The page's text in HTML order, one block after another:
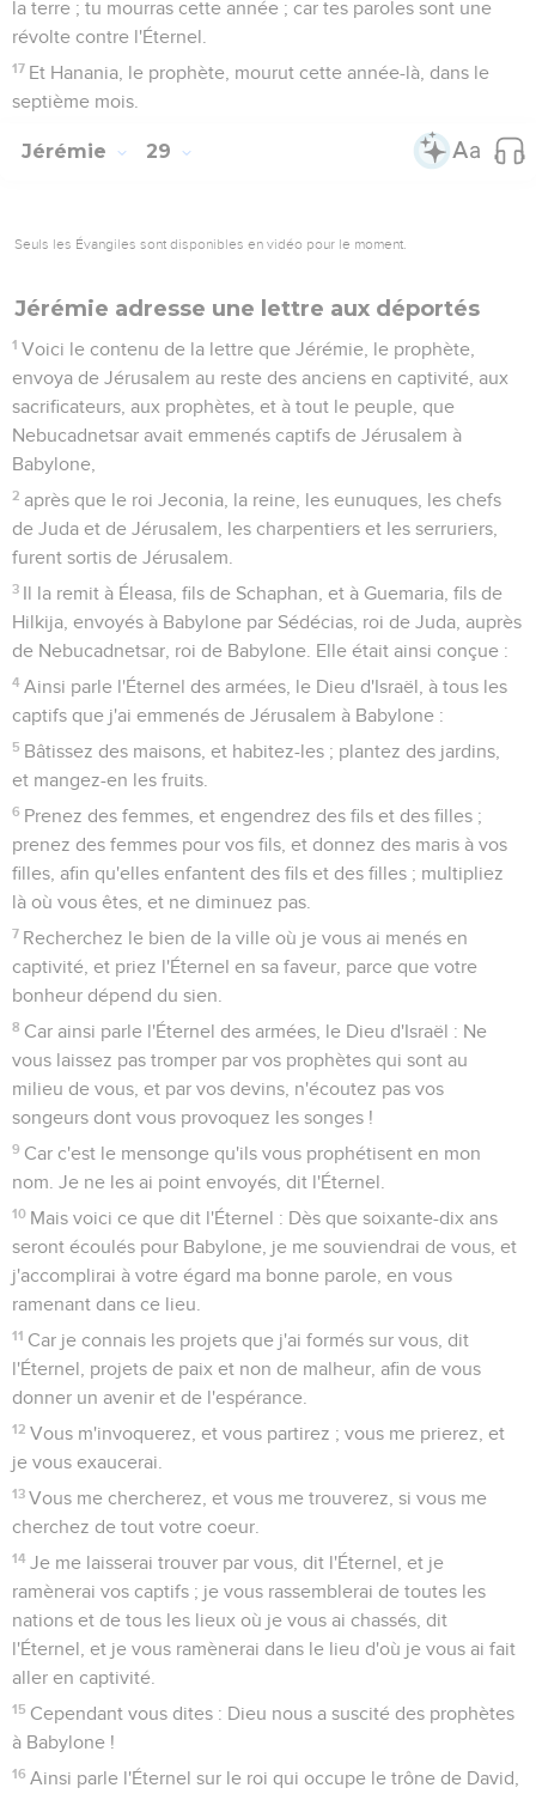
la terre ; tu mourras cette année ; car tes paroles sont une
révolte contre l'Éternel.
17 Et Hanania, le prophète, mourut cette année-là, dans le
septième mois.
Jérémie 29
Seuls les Évangiles sont disponibles en vidéo pour le moment.
Jérémie adresse une lettre aux déportés
1 Voici le contenu de la lettre que Jérémie, le prophète,
envoya de Jérusalem au reste des anciens en captivité, aux
sacrificateurs, aux prophètes, et à tout le peuple, que
Nebucadnetsar avait emmenés captifs de Jérusalem à
Babylone,
2 après que le roi Jeconia, la reine, les eunuques, les chefs
de Juda et de Jérusalem, les charpentiers et les serruriers,
furent sortis de Jérusalem.
3 Il la remit à Éleasa, fils de Schaphan, et à Guemaria, fils de
Hilkija, envoyés à Babylone par Sédécias, roi de Juda, auprès
de Nebucadnetsar, roi de Babylone. Elle était ainsi conçue :
4 Ainsi parle l'Éternel des armées, le Dieu d'Israël, à tous les
captifs que j'ai emmenés de Jérusalem à Babylone :
5 Bâtissez des maisons, et habitez-les ; plantez des jardins,
et mangez-en les fruits.
6 Prenez des femmes, et engendrez des fils et des filles ;
prenez des femmes pour vos fils, et donnez des maris à vos
filles, afin qu'elles enfantent des fils et des filles ; multipliez
là où vous êtes, et ne diminuez pas.
7 Recherchez le bien de la ville où je vous ai menés en
captivité, et priez l'Éternel en sa faveur, parce que votre
bonheur dépend du sien.
8 Car ainsi parle l'Éternel des armées, le Dieu d'Israël : Ne
vous laissez pas tromper par vos prophètes qui sont au
milieu de vous, et par vos devins, n'écoutez pas vos
songeurs dont vous provoquez les songes !
9 Car c'est le mensonge qu'ils vous prophétisent en mon
nom. Je ne les ai point envoyés, dit l'Éternel.
10 Mais voici ce que dit l'Éternel : Dès que soixante-dix ans
seront écoulés pour Babylone, je me souviendrai de vous, et
j'accomplirai à votre égard ma bonne parole, en vous
ramenant dans ce lieu.
11 Car je connais les projets que j'ai formés sur vous, dit
l'Éternel, projets de paix et non de malheur, afin de vous
donner un avenir et de l'espérance.
12 Vous m'invoquerez, et vous partirez ; vous me prierez, et
je vous exaucerai.
13 Vous me chercherez, et vous me trouverez, si vous me
cherchez de tout votre coeur.
14 Je me laisserai trouver par vous, dit l'Éternel, et je
ramènerai vos captifs ; je vous rassemblerai de toutes les
nations et de tous les lieux où je vous ai chassés, dit
l'Éternel, et je vous ramènerai dans le lieu d'où je vous ai fait
aller en captivité.
15 Cependant vous dites : Dieu nous a suscité des prophètes
à Babylone !
16 Ainsi parle l'Éternel sur le roi qui occupe le trône de David,